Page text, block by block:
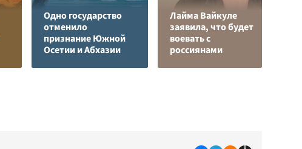
Одно государство
отменило
признание Южной
Осетии и Абхазии
Лайма Вайкуле
заявила, что будет
воевать с
россиянами